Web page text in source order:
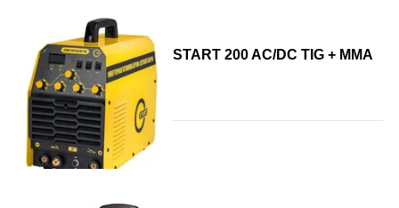
START 200 AC/DC TIG + MMA